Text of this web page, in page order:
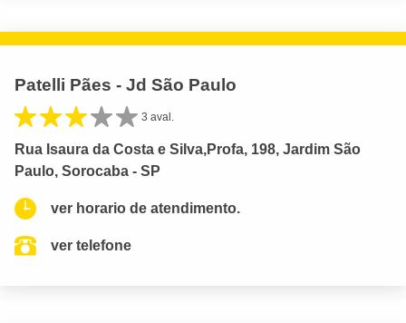
Patelli Pães - Jd São Paulo
3 aval.
Rua Isaura da Costa e Silva,Profa, 198, Jardim São
Paulo, Sorocaba - SP
ver horario de atendimento.
ver telefone